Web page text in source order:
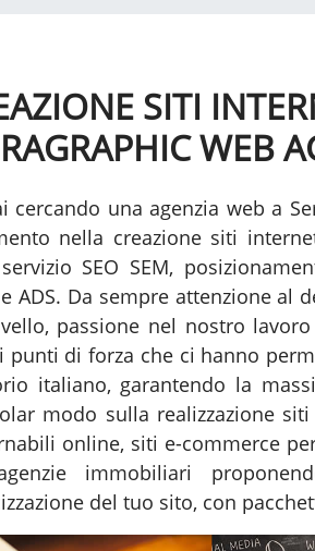
SITI
WEB
cercando una agenzia web a
nella creazione siti
servizio SEO SEM,
ADS. Da sempre attenzione al
passione nel nostro
punti di forza che ci hanno
italiano, garantendo la
modo sulla realizzazione
online, siti e-commerce
immobiliari
del tuo sito, con